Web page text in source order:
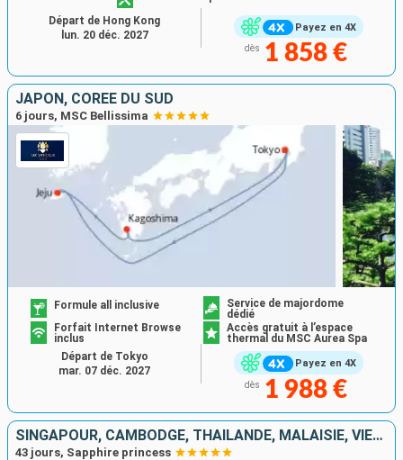
Payez en 4X
dès 1 858 €
Départ de Hong Kong
lun. 20 déc. 2027
JAPON, CORÉE DU SUD
6 jours, MSC Bellissima
Payez en 4X
Formule all inclusive
Service de majordome
dédié
Forfait Internet Browse
inclus
Accès gratuit à l’espace
thermal du MSC Aurea Spa
dès 1 988 €
Départ de Tokyo
mar. 07 déc. 2027
SINGAPOUR, CAMBODGE, THAÏLANDE, MALAISIE, VIETNAM, CHINE, TAÏWAN, JAPON
43 jours, Sapphire princess